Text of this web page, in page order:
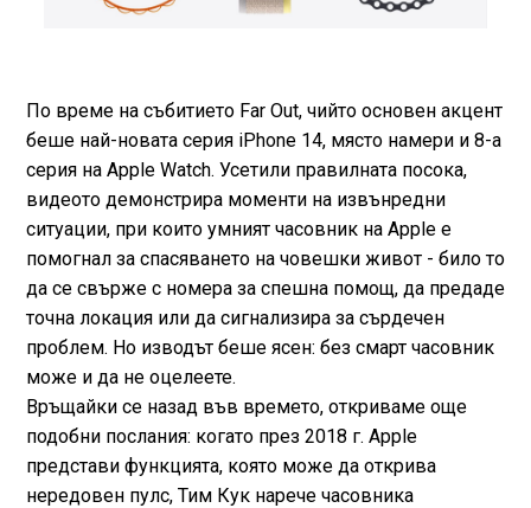
По време на събитието Far Out, чийто основен акцент
беше най-новата серия iPhone 14, място намери и 8-а
серия на Apple Watch. Усетили правилната посока,
видеото демонстрира моменти на извънредни
ситуации, при които умният часовник на Apple е
помогнал за спасяването на човешки живот - било то
да се свърже с номера за спешна помощ, да предаде
точна локация или да сигнализира за сърдечен
проблем. Но изводът беше ясен: без смарт часовник
може и да не оцелеете.
Връщайки се назад във времето, откриваме още
подобни послания: когато през 2018 г. Apple
представи функцията, която може да открива
нередовен пулс, Тим Кук нарече часовника